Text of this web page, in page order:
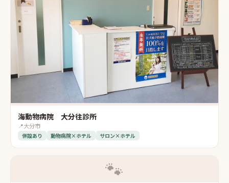
海動物病院 大分往診所
📍大分市
併設あり 動物病院×ホテル サロン×ホテル
🐾